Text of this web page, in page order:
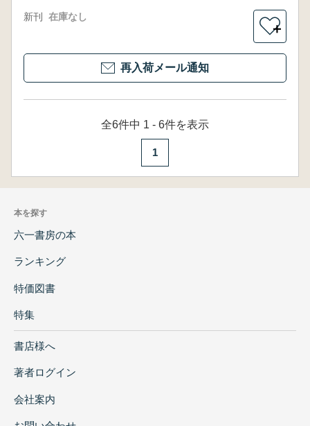
新刊 在庫なし
＋
再入荷メール通知
全6件中 1 - 6件を表示
1
本を探す
六一書房の本
ランキング
特価図書
特集
書店様へ
著者ログイン
会社案内